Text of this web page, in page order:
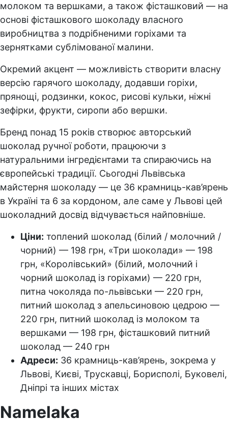
молоком та вершками, а також фісташковий — на
основі фісташкового шоколаду власного
виробництва з подрібненими горіхами та
зернятками сублімованої малини.
Окремий акцент — можливість створити власну
версію гарячого шоколаду, додавши горіхи,
прянощі, родзинки, кокос, рисові кульки, ніжні
зефірки, фрукти, сиропи або вершки.
Бренд понад 15 років створює авторський
шоколад ручної роботи, працюючи з
натуральними інгредієнтами та спираючись на
європейські традиції. Сьогодні Львівська
майстерня шоколаду — це 36 крамниць-кав’ярень
в Україні та 6 за кордоном, але саме у Львові цей
шоколадний досвід відчувається найповніше.
Ціни: топлений шоколад (білий / молочний /
чорний) — 198 грн, «Три шоколади» — 198
грн, «Королівський» (білий, молочний і
чорний шоколад із горіхами) — 220 грн,
питна чоколяда по-львівськи — 220 грн,
питний шоколад з апельсиновою цедрою —
220 грн, питний шоколад із молоком та
вершками — 198 грн, фісташковий питний
шоколад — 240 грн
Адреси: 36 крамниць-кав’ярень, зокрема у
Львові, Києві, Трускавці, Борисполі, Буковелі,
Дніпрі та інших містах
Namelaka